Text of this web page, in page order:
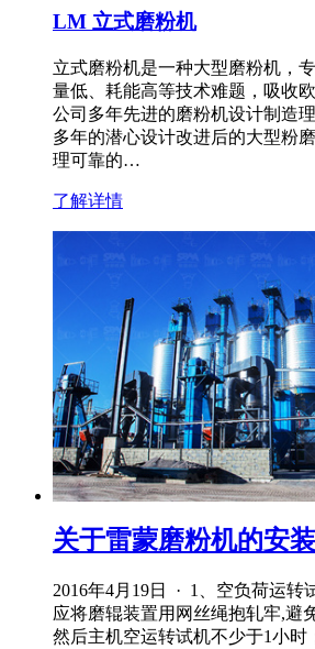
LM 立式磨粉机
立式磨粉机是一种大型磨粉机，
量低、耗能高等技术难题，吸收
公司多年先进的磨粉机设计制造
多年的潜心设计改进后的大型粉
理可靠的…
了解详情
关于雷蒙磨粉机的安
2016年4月19日 · 1、空负荷运转
应将磨辊装置用网丝绳抱轧牢,避
然后主机空运转试机不少于1小时